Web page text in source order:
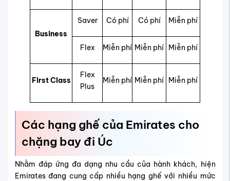
Business
Saver Có phí Có phí Miễn phí
Flex Miễn phí Miễn phí Miễn phí
First Class
Flex
Plus
Miễn phí Miễn phí Miễn phí
Các hạng ghế của Emirates cho
chặng bay đi Úc
Nhằm đáp ứng đa dạng nhu cầu của hành khách, hiện
Emirates đang cung cấp nhiều hạng ghế với nhiều mức